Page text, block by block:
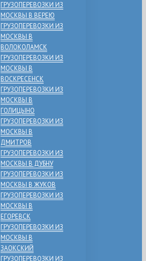
ГРУЗОПЕРЕВОЗКИ ИЗ
МОСКВЫ В ВЕРЕЮ
ГРУЗОПЕРЕВОЗКИ ИЗ
МОСКВЫ В
ВОЛОКОЛАМСК
ГРУЗОПЕРЕВОЗКИ ИЗ
МОСКВЫ В
ВОСКРЕСЕНСК
ГРУЗОПЕРЕВОЗКИ ИЗ
МОСКВЫ В
ГОЛИЦЫНО
ГРУЗОПЕРЕВОЗКИ ИЗ
МОСКВЫ В
ДМИТРОВ
ГРУЗОПЕРЕВОЗКИ ИЗ
МОСКВЫ В ДУБНУ
ГРУЗОПЕРЕВОЗКИ ИЗ
МОСКВЫ В ЖУКОВ
ГРУЗОПЕРЕВОЗКИ ИЗ
МОСКВЫ В
ЕГОРЕВСК
ГРУЗОПЕРЕВОЗКИ ИЗ
МОСКВЫ В
ЗАОКСКИЙ
ГРУЗОПЕРЕВОЗКИ ИЗ